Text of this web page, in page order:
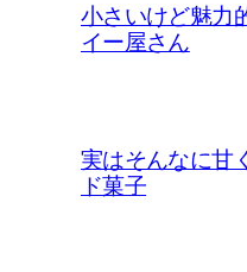
小さいけど魅力
イー屋さん
実はそんなに甘
ド菓子